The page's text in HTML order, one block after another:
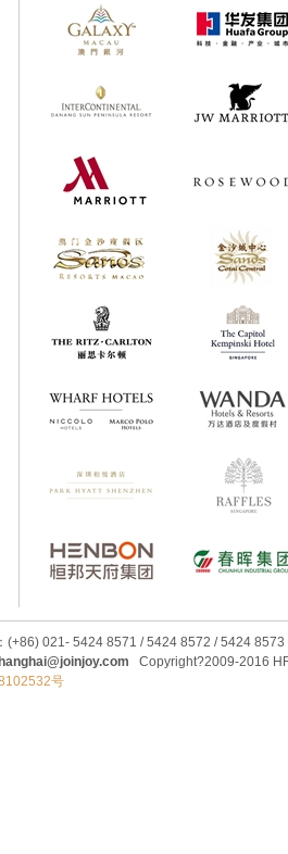
(+86) 021- 5424 8571 / 5424 8572 / 5424 8573
Copyright?2009-2016
号